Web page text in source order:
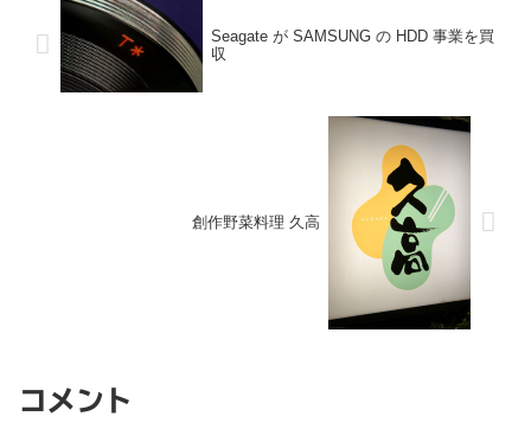
Seagate が SAMSUNG の HDD 事業を買
収
創作野菜料理 久高
コメント